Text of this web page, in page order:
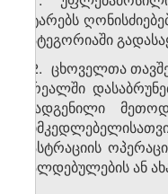
ატარებს
კატეგორიაში
12. ცხოველთა
არეალში
დადგენილი
კასტრაციის
ვალდებულების ან